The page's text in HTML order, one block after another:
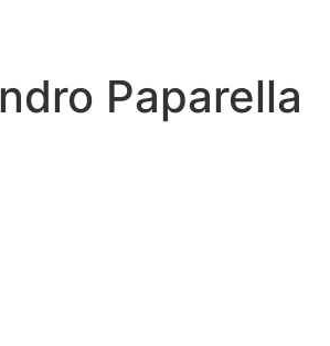
Paparella